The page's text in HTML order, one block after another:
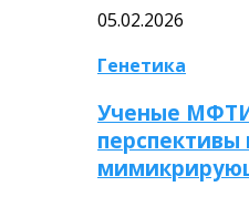
05.02.2026
Генетика
Ученые
перспективы